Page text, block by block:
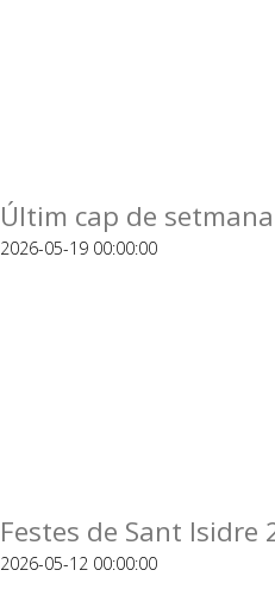
Últim cap de
2026-05-19 00:00:00
Festes de Sant Isidre
2026-05-12 00:00:00